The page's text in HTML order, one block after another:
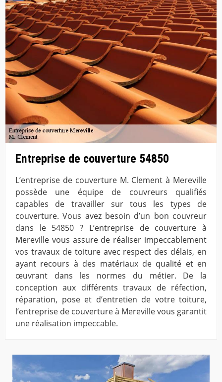
Entreprise de couverture 54850
L’entreprise de couverture M. Clement à Mereville
possède une équipe de couvreurs qualifiés
capables de travailler sur tous les types de
couverture. Vous avez besoin d’un bon couvreur
dans le 54850 ? L’entreprise de couverture à
Mereville vous assure de réaliser impeccablement
vos travaux de toiture avec respect des délais, en
ayant recours à des matériaux de qualité et en
œuvrant dans les normes du métier. De la
conception aux différents travaux de réfection,
réparation, pose et d’entretien de votre toiture,
l’entreprise de couverture à Mereville vous garantit
une réalisation impeccable.